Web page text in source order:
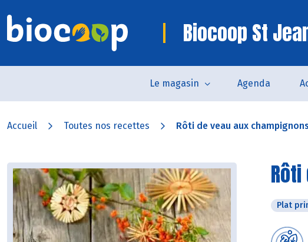
Biocoop St
Le magasin Agenda
Accueil Toutes nos recettes Rôti de veau aux
Plat